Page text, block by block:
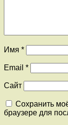
Имя *
Email *
Сайт
Сохранить
браузере для